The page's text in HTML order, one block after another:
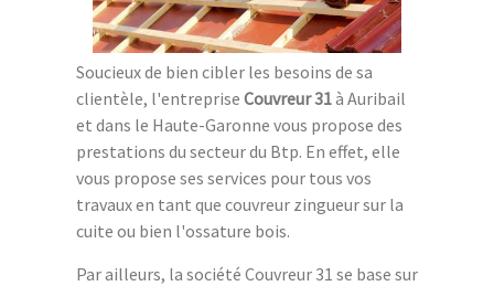
Soucieux de bien cibler les besoins de sa
clientèle, l'entreprise Couvreur 31à Auribail
et dans le Haute-Garonne vous propose des
prestations du secteur du Btp. En effet, elle
vous propose ses services pour tous vos
travaux en tant que couvreur zingueur sur la
cuite ou bien l'ossature bois.
Par ailleurs, la société Couvreur 31 se base sur